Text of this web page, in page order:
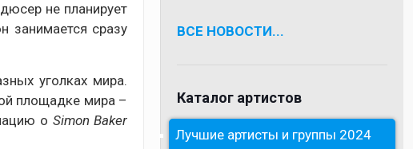
не планирует
занимается сразу
уголках мира.
площадке мира –
о Simon Baker
ВСЕ НОВОСТИ...
Каталог артистов
Лучшие артисты и группы 2024